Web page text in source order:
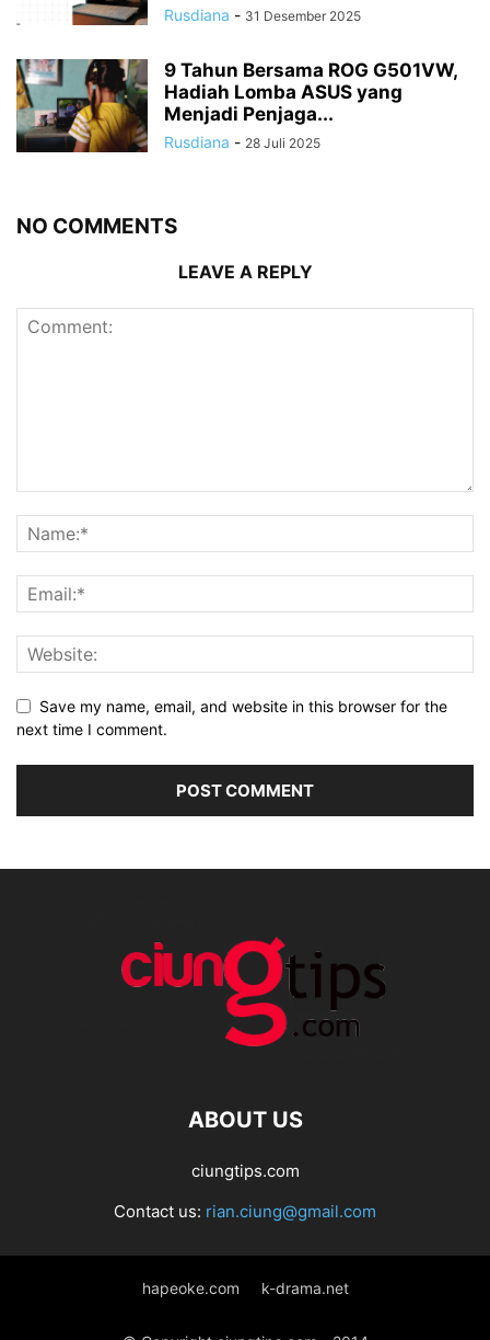
Rusdiana - 31 Desember 2025
9 Tahun Bersama ROG G501VW,
Hadiah Lomba ASUS yang
Menjadi Penjaga...
Rusdiana - 28 Juli 2025
NO COMMENTS
LEAVE A REPLY
Save my name, email, and website in this browser for the
next time I comment.
ABOUT US
ciungtips.com
Contact us: rian.ciung@gmail.com
hapeoke.com k-drama.net